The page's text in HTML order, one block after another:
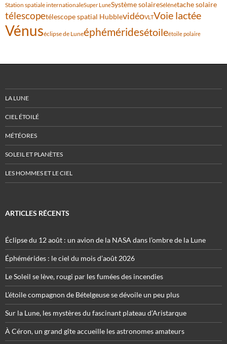
Station spatiale internationaleSuper LuneSystème solaireSélénétache solaire
télescopetélescope spatial HubblevidéoVLTVoie lactée
Vénuséclipse de Luneéphéméridesétoileétoile polaire
LA LUNE
CIEL ÉTOILÉ
MÉTÉORES
SOLEIL ET PLANÈTES
LES HOMMES ET LE CIEL
ARTICLES RÉCENTS
Éclipse du 12 août : un avion de la NASA dans l’ombre de la Lune
Éphémérides : le ciel du mois d’août 2026
Le Soleil se lève, rougi par les fumées des incendies
L’étoile compagnon de Bételgeuse se dévoile un peu plus
Sur la Lune, les mystères du fascinant plateau d’Aristarque
À Céron, un grand gîte accueille les astronomes amateurs